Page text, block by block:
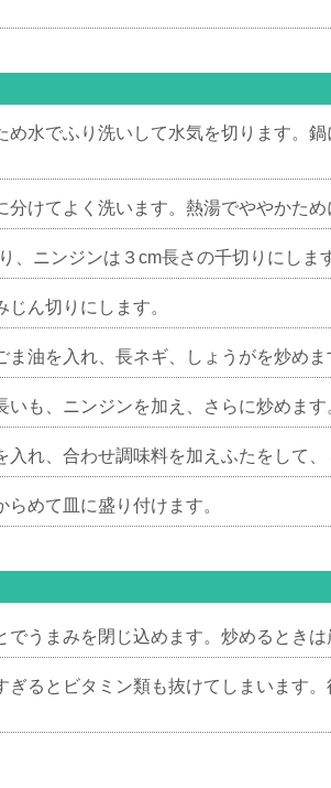
め水でふり洗いして水気を切ります。
分けてよく洗います。熱湯でややかため
、ニンジンは３cm長さの千切りにしま
ん切りにします。
ま油を入れ、長ネギ、しょうがを炒めま
も、ニンジンを加え、さらに炒めます
入れ、合わせ調味料を加えふたをして、
めて皿に盛り付けます。
でうまみを閉じ込めます。炒めるとき
ぎるとビタミン類も抜けてしまいます